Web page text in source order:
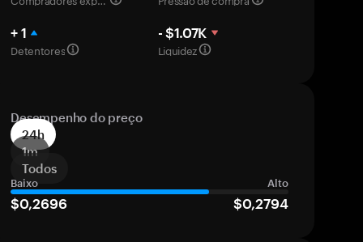
+ 1
Detentores
- $1.07K
Liquidez
Desempenho do preço
24h
1m
Todos
Baixo Alto
$0,2696 $0,2794